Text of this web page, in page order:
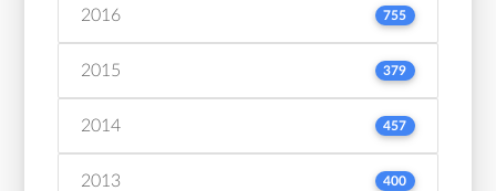
2016 755
2015 379
2014 457
2013 400